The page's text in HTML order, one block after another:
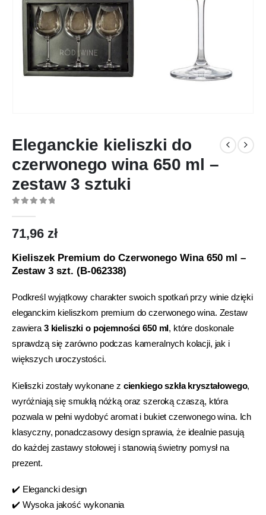
Eleganckie kieliszki do
czerwonego wina 650 ml –
zestaw 3 sztuki
71,96 zł
Kieliszek Premium do Czerwonego Wina 650 ml –
Zestaw 3 szt. (B-062338)
Podkreśl wyjątkowy charakter swoich spotkań przy winie dzięki
eleganckim kieliszkom premium do czerwonego wina. Zestaw
zawiera 3 kieliszki o pojemności 650 ml , które doskonale
sprawdzą się zarówno podczas kameralnych kolacji, jak i
większych uroczystości.
Kieliszki zostały wykonane z cienkiego szkła kryształowego,
wyróżniają się smukłą nóżką oraz szeroką czaszą, która
pozwala w pełni wydobyć aromat i bukiet czerwonego wina. Ich
klasyczny, ponadczasowy design sprawia, że idealnie pasują
do każdej zastawy stołowej i stanowią świetny pomysł na
prezent.
✔️ Elegancki design
✔️ Wysoka jakość wykonania